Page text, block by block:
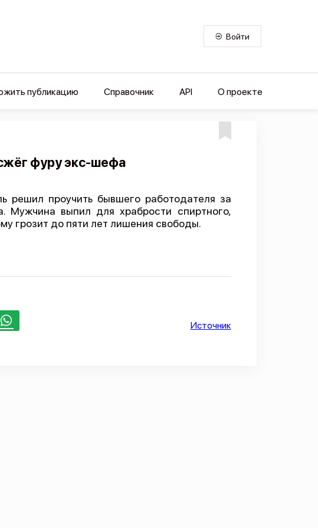
Войти
публикацию Справочник API О проекте
фуру экс-шефа
решил проучить бывшего работодателя за
выпил для храбрости спиртного,
грозит до пяти лет лишения свободы.
Whatsapp Источник